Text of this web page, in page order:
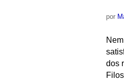
por
dos